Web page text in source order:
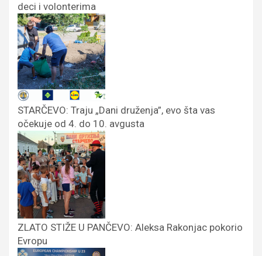
deci i volonterima
STARČEVO: Traju „Dani druženja”, evo šta vas
očekuje od 4. do 10. avgusta
ZLATO STIŽE U PANČEVO: Aleksa Rakonjac pokorio
Evropu